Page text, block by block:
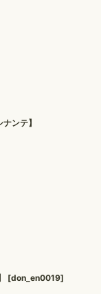
ンテ】
[don_en0019]